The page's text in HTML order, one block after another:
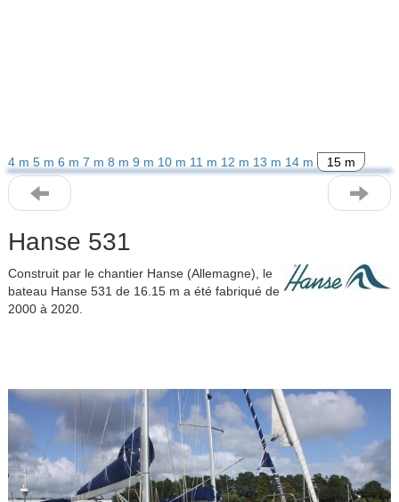
4 m 5 m 6 m 7 m 8 m 9 m 10 m 11 m 12 m 13 m 14 m 15 m
Hanse 531
Construit par le chantier Hanse (Allemagne), le
bateau Hanse 531 de 16.15 m a été fabriqué de
2000 à 2020.